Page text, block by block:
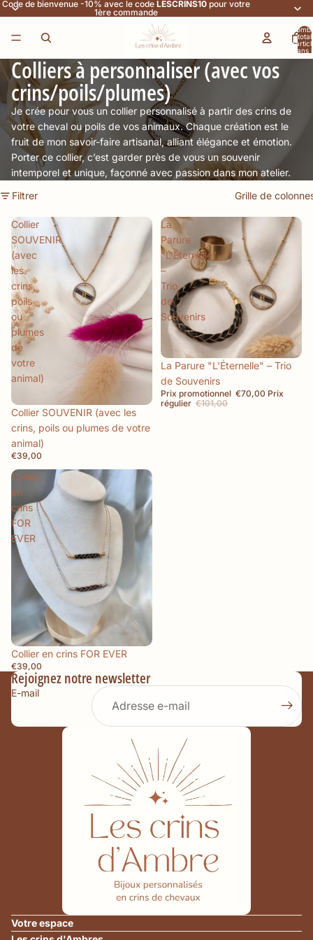
Code de bienvenue -10% avec le code LESCRINS10pour votre
1ère commande
total
dans
Colliers à personnaliser (avec vos
crins/poils/plumes)
Je crée pour vous un collier personnalisé à partir des crins de
votre cheval ou poils de vos animaux. Chaque création est le
fruit de mon savoir-faire artisanal, alliant élégance et émotion.
Porter ce collier, c’est garder près de vous un souvenir
intemporel et unique, façonné avec passion dans mon atelier.
Filtrer
Grille de
Collier
SOUVENIR
(avec
les
crins,
poils
ou
plumes
de
votre
animal)
Collier SOUVENIR (avec les
crins, poils ou plumes de votre
animal)
€39,00
La
Parure
"L'Éternelle"
–
Trio
de
Souvenirs
Promotion
La Parure "L'Éternelle" – Trio
de Souvenirs
Prix promotionnel €70,00 Prix
régulier €101,00
Collier
en
crins
FOR
EVER
Collier en crins FOR EVER
€39,00
Rejoignez notre newsletter
E-mail
Votre espace
Politique de remboursement
Politique de confidentialité
Politique d’expédition
Conditions générales de vente